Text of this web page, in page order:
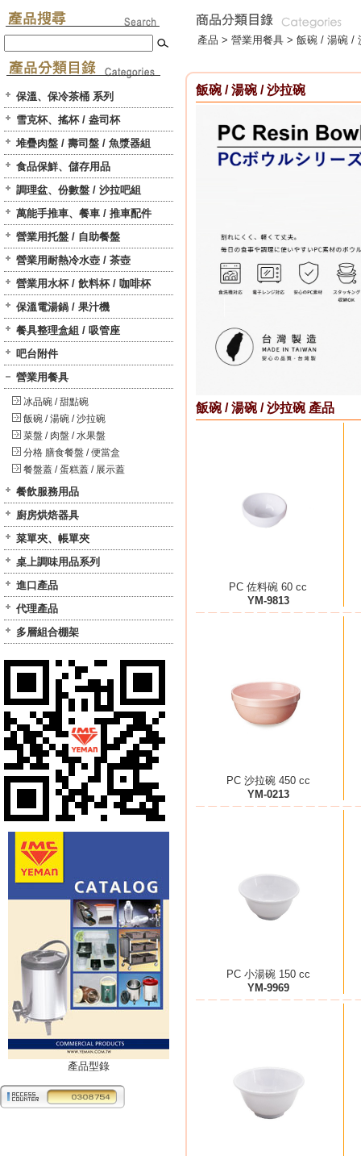
保溫、保冷茶桶 系列
雪克杯、搖杯 / 盎司杯
堆疊肉盤 / 壽司盤 / 魚漿器組
食品保鮮、儲存用品
調理盆、份數盤 / 沙拉吧組
萬能手推車、餐車 / 推車配件
營業用托盤 / 自助餐盤
營業用耐熱冷水壺 / 茶壺
營業用水杯 / 飲料杯 / 咖啡杯
保溫電湯鍋 / 果汁機
餐具整理盒組 / 吸管座
吧台附件
營業用餐具
冰品碗 / 甜點碗
飯碗 / 湯碗 / 沙拉碗
菜盤 / 肉盤 / 水果盤
分格 膳食餐盤 / 便當盒
餐盤蓋 / 蛋糕蓋 / 展示蓋
餐飲服務用品
廚房烘焙器具
菜單夾、帳單夾
桌上調味用品系列
進口產品
代理產品
多層組合棚架
產品型錄
產品 > 營業用餐具 > 飯碗 / 湯碗 /
飯碗 / 湯碗 / 沙拉碗
飯碗 / 湯碗 / 沙拉碗 產品
PC 佐料碗 60 cc
YM-9813
PC 沙拉碗 450 cc
YM-0213
PC 小湯碗 150 cc
YM-9969